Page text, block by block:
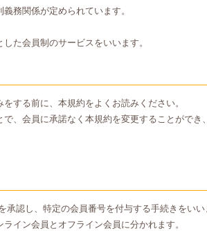
務関係が定められています。
た会員制のサービスをいいます。
する前に、本規約をよくお読みください。
、会員に承諾なく本規約を変更することができ
認し、特定の会員番号を付与する手続きをいい
イン会員とオフライン会員に分かれます。